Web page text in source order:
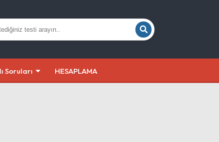
Soruları HESAPLAMA